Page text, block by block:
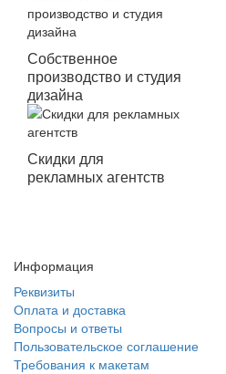
Собственное
производство и студия
дизайна
Скидки для
рекламных агентств
Информация
Реквизиты
Оплата и доставка
Вопросы и ответы
Пользовательское соглашение
Требования к макетам